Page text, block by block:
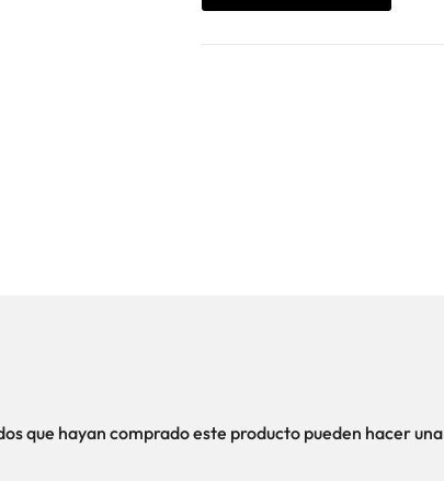
que hayan comprado este producto pueden hacer